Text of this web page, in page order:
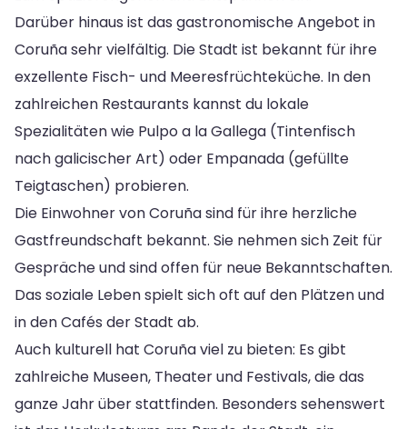
Darüber hinaus ist das gastronomische Angebot in
Coruña sehr vielfältig. Die Stadt ist bekannt für ihre
exzellente Fisch- und Meeresfrüchteküche. In den
zahlreichen Restaurants kannst du lokale
Spezialitäten wie Pulpo a la Gallega (Tintenfisch
nach galicischer Art) oder Empanada (gefüllte
Teigtaschen) probieren.
Die Einwohner von Coruña sind für ihre herzliche
Gastfreundschaft bekannt. Sie nehmen sich Zeit für
Gespräche und sind offen für neue Bekanntschaften.
Das soziale Leben spielt sich oft auf den Plätzen und
in den Cafés der Stadt ab.
Auch kulturell hat Coruña viel zu bieten: Es gibt
zahlreiche Museen, Theater und Festivals, die das
ganze Jahr über stattfinden. Besonders sehenswert